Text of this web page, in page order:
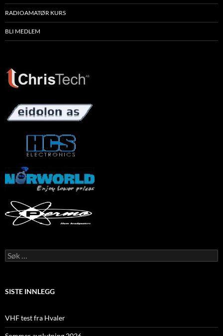
RADIOAMATØR KURS
BLI MEDLEM
S
ø
t
r
:
SISTE INNLEGG
VHF test fra Hvaler